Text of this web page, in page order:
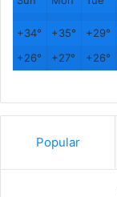
+34° +35° +29°
+26° +27° +26°
Popular